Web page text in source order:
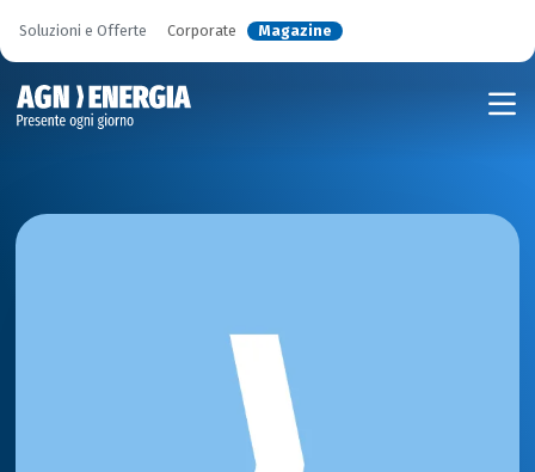
Soluzioni e Offerte Corporate Magazine